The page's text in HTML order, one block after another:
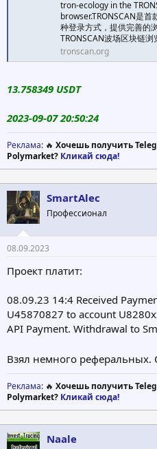
tron-ecology in the
browser.TRONSCAN是
种登录方式，提供完善的
TRONSCAN波场区块链浏
tronscan.org
13.758349 USDT
2023-09-07 20:50:24
Реклама: 🔥 Хочешь получить
Polymarket? Кликай сюда!
SmartAlec
Профессионал
08.09.2023
Проект платит:
08.09.23 14:4 Received
U45870827 to account
API Payment. Withdrawal to
Взял немного реферальных.
Реклама: 🔥 Хочешь получить
Polymarket? Кликай сюда!
Naale